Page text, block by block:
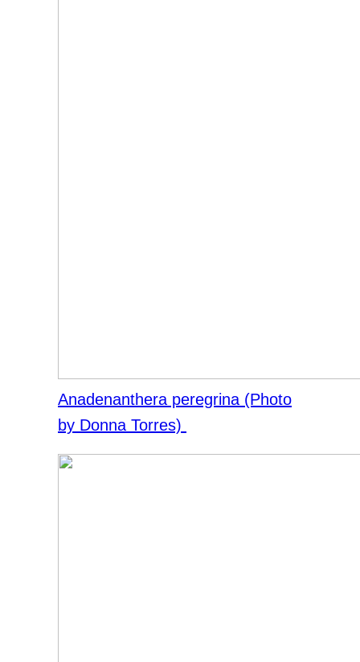
Anadenanthera peregrina (Photo
by Donna Torres)